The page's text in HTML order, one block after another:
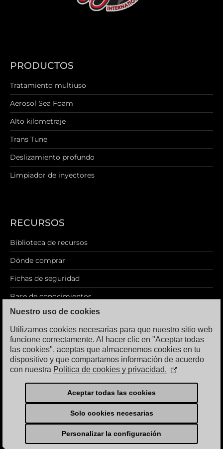
Nuestro uso de cookies
Utilizamos cookies necesarias para que nuestro sitio web
funcione correctamente. Al hacer clic en "Aceptar todas
las cookies", aceptas que almacenemos cookies en tu
dispositivo y que compartamos información de acuerdo
con nuestra Política de cookies y privacidad. (Se
abre
una
ventana)
Aceptar todas las cookies
Solo cookies necesarias
Personalizar la configuración
PRODUCTOS
Tratamiento multiuso
Aerosol Sea Foam
Alto kilometraje
Trans Tune
Deslizamiento profundo
Limpiador de inyectores
RECURSOS
Biblioteca de recursos
Dónde comprar
Fichas de seguridad
Base de conocimientos
Blog
AVISO LEGAL
Política de privacidad
Términos de uso
© Copyright 2026 Sea Foam International, Inc. Todos los